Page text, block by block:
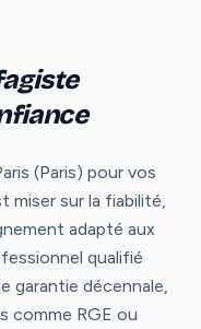
(Paris) pour vos
miser sur la fiabilité,
adapté aux
qualifié
garantie décennale,
comme RGE ou